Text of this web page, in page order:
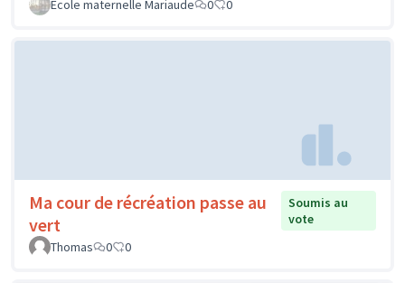
Ecole maternelle Mariaude
0 0
Ma cour de récréation passe au
vert
Soumis au
vote
Thomas
0 0